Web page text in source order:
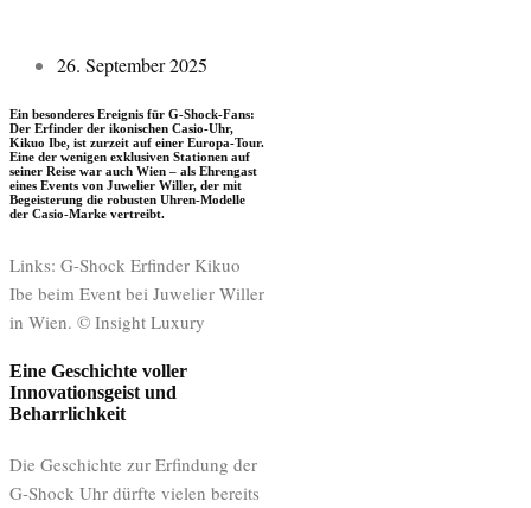
26. September 2025
Ein besonderes Ereignis für G-Shock-Fans:
Der Erfinder der ikonischen Casio-Uhr,
Kikuo Ibe, ist zurzeit auf einer Europa-Tour.
Eine der wenigen exklusiven Stationen auf
seiner Reise war auch Wien – als Ehrengast
eines Events von Juwelier Willer, der mit
Begeisterung die robusten Uhren-Modelle
der Casio-Marke vertreibt.
Links: G-Shock Erfinder Kikuo
Ibe beim Event bei Juwelier Willer
in Wien. © Insight Luxury
Eine Geschichte voller
Innovationsgeist und
Beharrlichkeit
Die Geschichte zur Erfindung der
G-Shock Uhr dürfte vielen bereits